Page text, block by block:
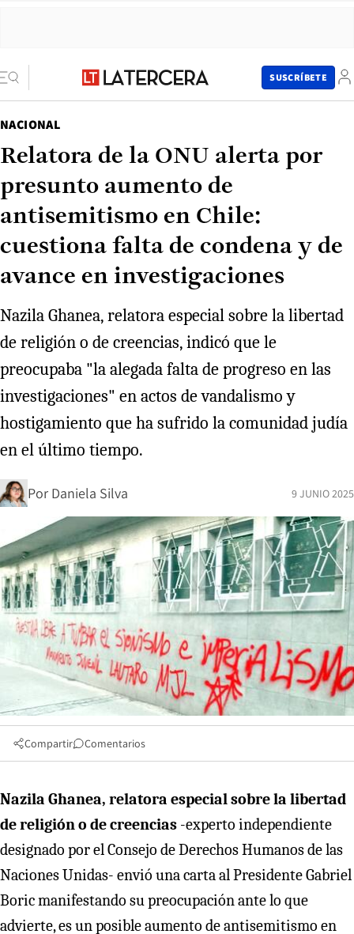
SUSCRÍBETE
NACIONAL
Relatora de la ONU alerta por
presunto aumento de
antisemitismo en Chile:
cuestiona falta de condena y de
avance en investigaciones
Nazila Ghanea, relatora especial sobre la libertad
de religión o de creencias, indicó que le
preocupaba "la alegada falta de progreso en las
investigaciones" en actos de vandalismo y
hostigamiento que ha sufrido la comunidad judía
en el último tiempo.
Por Daniela Silva 9 JUNIO 2025
Compartir Comentarios
Nazila Ghanea, relatora especial sobre la libertad
de religión o de creencias -experto independiente
designado por el Consejo de Derechos Humanos de las
Naciones Unidas- envió una carta al Presidente Gabriel
Boric manifestando su preocupación ante lo que
advierte, es un posible aumento de antisemitismo en